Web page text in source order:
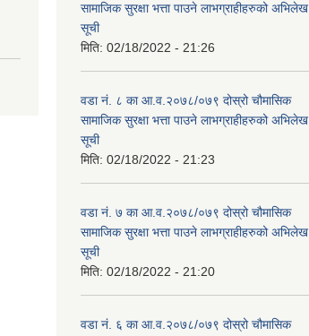
सामाजिक सुरक्षा भत्ता पाउने लाभग्राहीहरुको अभिलेख
सूची
मिति: 02/18/2022 - 21:26
वडा नं. ८ का आ.व.२०७८/०७९ दोस्रो चौमासिक
सामाजिक सुरक्षा भत्ता पाउने लाभग्राहीहरुको अभिलेख
सूची
मिति: 02/18/2022 - 21:23
वडा नं. ७ का आ.व.२०७८/०७९ दोस्रो चौमासिक
सामाजिक सुरक्षा भत्ता पाउने लाभग्राहीहरुको अभिलेख
सूची
मिति: 02/18/2022 - 21:20
वडा नं. ६ का आ.व.२०७८/०७९ दोस्रो चौमासिक